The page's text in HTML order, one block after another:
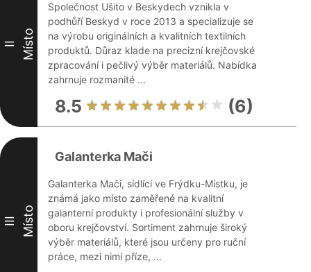
II Místo
Společnost Ušito v Beskydech vznikla v
podhůří Beskyd v roce 2013 a specializuje se
na výrobu originálních a kvalitních textilních
produktů. Důraz klade na precizní krejčovské
zpracování i pečlivý výběr materiálů. Nabídka
zahrnuje rozmanité ...
8.5 (6)
III Místo
Galanterka Mači
Galanterka Mači, sídlící ve Frýdku-Místku, je
známá jako místo zaměřené na kvalitní
galanterní produkty i profesionální služby v
oboru krejčovství. Sortiment zahrnuje široký
výběr materiálů, které jsou určeny pro ruční
práce, mezi nimi příze, ...